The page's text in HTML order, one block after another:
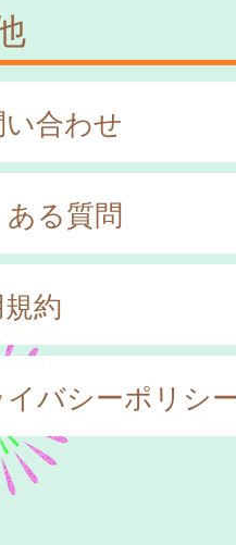
合わせ
ある質問
約
イバシーポリシ